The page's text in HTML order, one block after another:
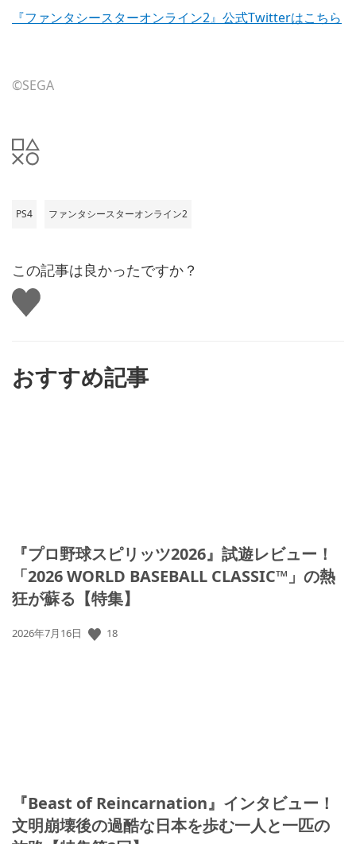
『ファンタシースターオンライン2』公式Twitterはこちら
©SEGA
PS4 ファンタシースターオンライン2
この記事は良かったですか？
い
い
おすすめ記事
『プロ野球スピリッツ2026』試遊レビュー！
「2026 WORLD BASEBALL CLASSIC™」の熱
狂が蘇る【特集】
公
2026年7月16日 18
『Beast of Reincarnation』インタビュー！
文明崩壊後の過酷な日本を歩む一人と一匹の